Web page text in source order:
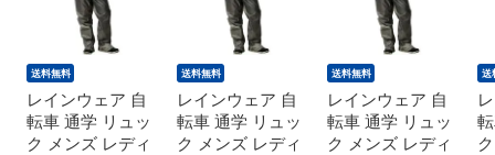
送料無料
レインウェア 自
転車 通学 リュッ
ク メンズ レディ
送料無料
レインウェア 自
転車 通学 リュッ
ク メンズ レディ
送料無料
レインウェア 自
転車 通学 リュッ
ク メンズ レディ
送